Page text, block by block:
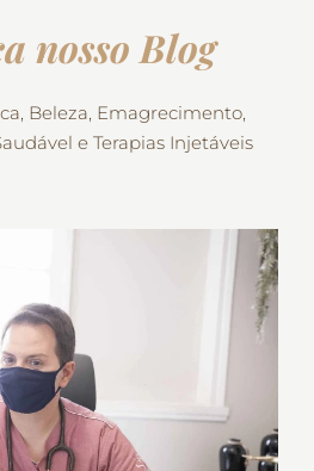
nosso Blog
Beleza, Emagrecimento,
e Terapias Injetáveis